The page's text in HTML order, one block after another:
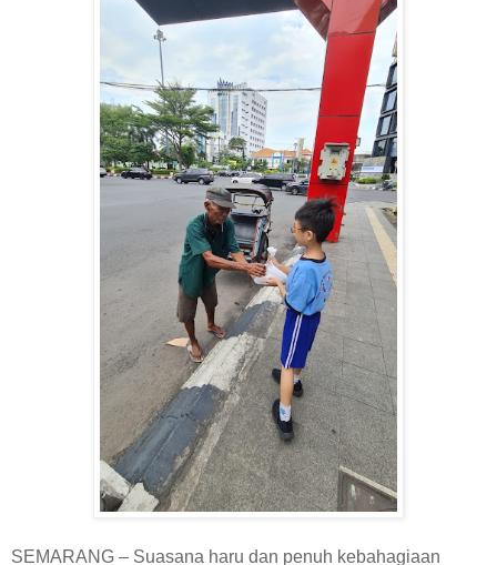
SEMARANG – Suasana haru dan penuh kebahagiaan